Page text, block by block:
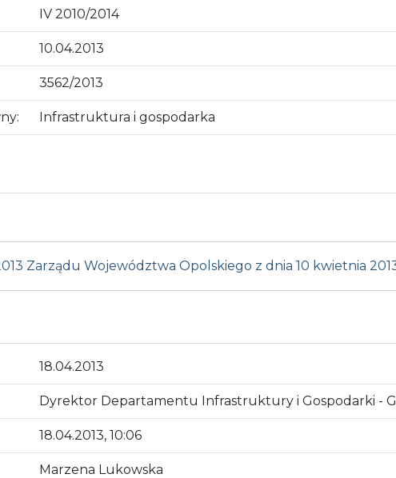
IV 2010/2014
10.04.2013
3562/2013
Infrastruktura i gospodarka
Zarządu Województwa Opolskiego z dnia 10 kwietnia
18.04.2013
Dyrektor Departamentu Infrastruktury i Gospodarki -
18.04.2013, 10:06
Marzena Lukowska